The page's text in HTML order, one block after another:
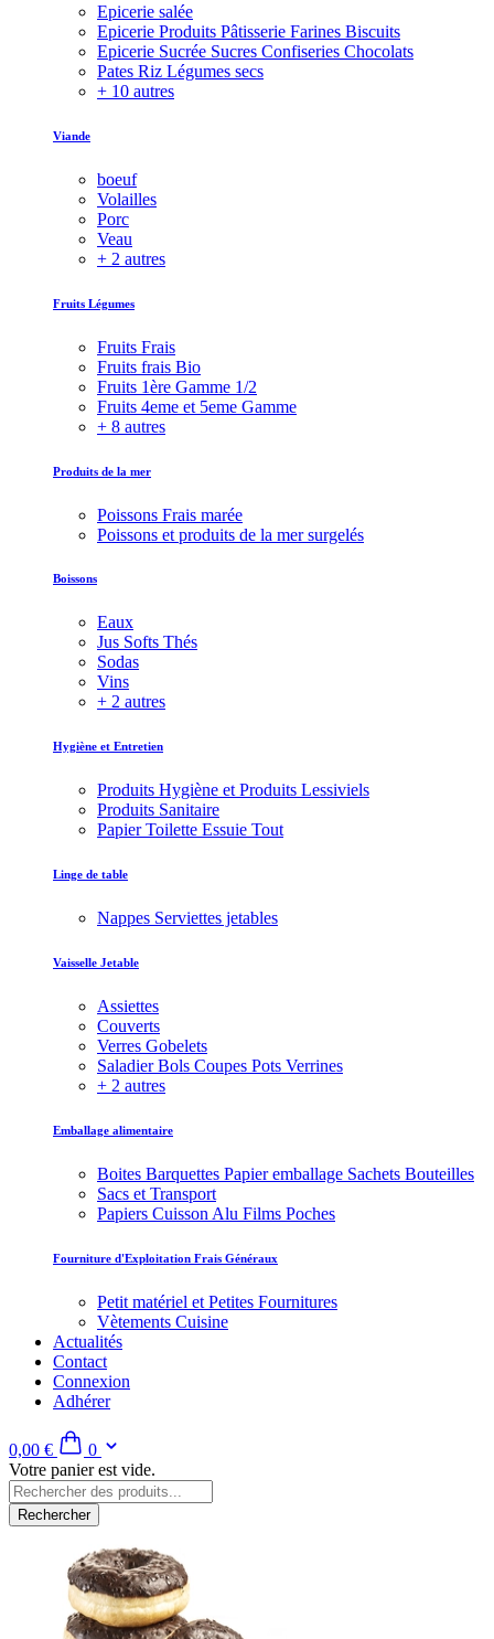
Epicerie salée
Epicerie Produits Pâtisserie Farines Biscuits
Epicerie Sucrée Sucres Confiseries Chocolats
Pates Riz Légumes secs
+ 10 autres
Viande
boeuf
Volailles
Porc
Veau
+ 2 autres
Fruits Légumes
Fruits Frais
Fruits frais Bio
Fruits 1ère Gamme 1/2
Fruits 4eme et 5eme Gamme
+ 8 autres
Produits de la mer
Poissons Frais marée
Poissons et produits de la mer surgelés
Boissons
Eaux
Jus Softs Thés
Sodas
Vins
+ 2 autres
Hygiène et Entretien
Produits Hygiène et Produits Lessiviels
Produits Sanitaire
Papier Toilette Essuie Tout
Linge de table
Nappes Serviettes jetables
Vaisselle Jetable
Assiettes
Couverts
Verres Gobelets
Saladier Bols Coupes Pots Verrines
+ 2 autres
Emballage alimentaire
Boites Barquettes Papier emballage Sachets Bouteilles
Sacs et Transport
Papiers Cuisson Alu Films Poches
Fourniture d'Exploitation Frais Généraux
Petit matériel et Petites Fournitures
Vètements Cuisine
Actualités
Contact
Connexion
Adhérer
0,00 €
0
Votre panier est vide.
Rechercher